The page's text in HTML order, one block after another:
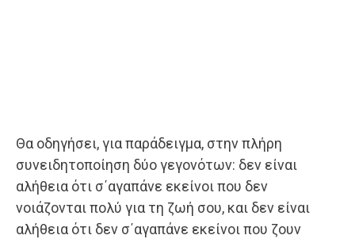
Θα οδηγήσει, για παράδειγμα, στην πλήρη
συνειδητοποίηση δύο γεγονότων: δεν είναι
αλήθεια ότι σ΄αγαπάνε εκείνοι που δεν
νοιάζονται πολύ για τη ζωή σου, και δεν είναι
αλήθεια ότι δεν σ΄αγαπάνε εκείνοι που ζουν